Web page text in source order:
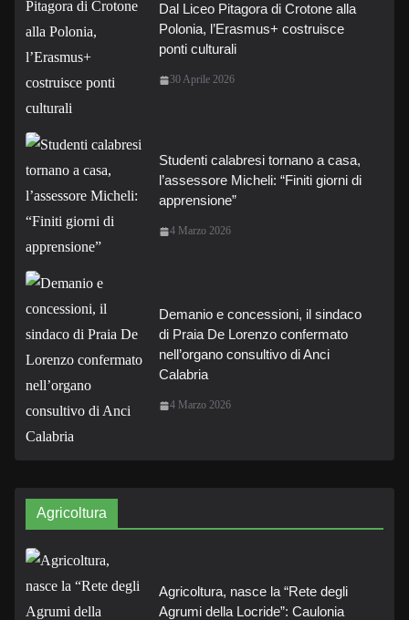
Dal Liceo Pitagora di Crotone alla
Polonia, l’Erasmus+ costruisce
ponti culturali
30 Aprile 2026
Studenti calabresi tornano a casa,
l’assessore Micheli: “Finiti giorni di
apprensione”
4 Marzo 2026
Demanio e concessioni, il sindaco
di Praia De Lorenzo confermato
nell’organo consultivo di Anci
Calabria
4 Marzo 2026
Agricoltura
Agricoltura, nasce la “Rete degli
Agrumi della Locride”: Caulonia